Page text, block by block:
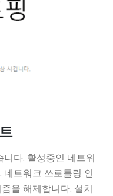
다. 활성중인 네트워
트워크 쓰로틀링 인
을 해제합니다. 설치